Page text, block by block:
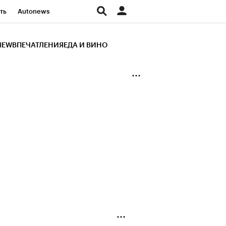
Autonews
ВПЕЧАТЛЕНИЯ ЕДА И ВИНО